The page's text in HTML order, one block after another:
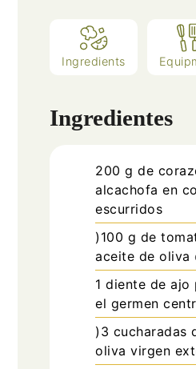
Ingredients
Ingredientes
200 g de
alcachofa en
escurridos
)100 g de
aceite de oliva
1 diente de ajo
el germen
)3 cucharadas
oliva virgen